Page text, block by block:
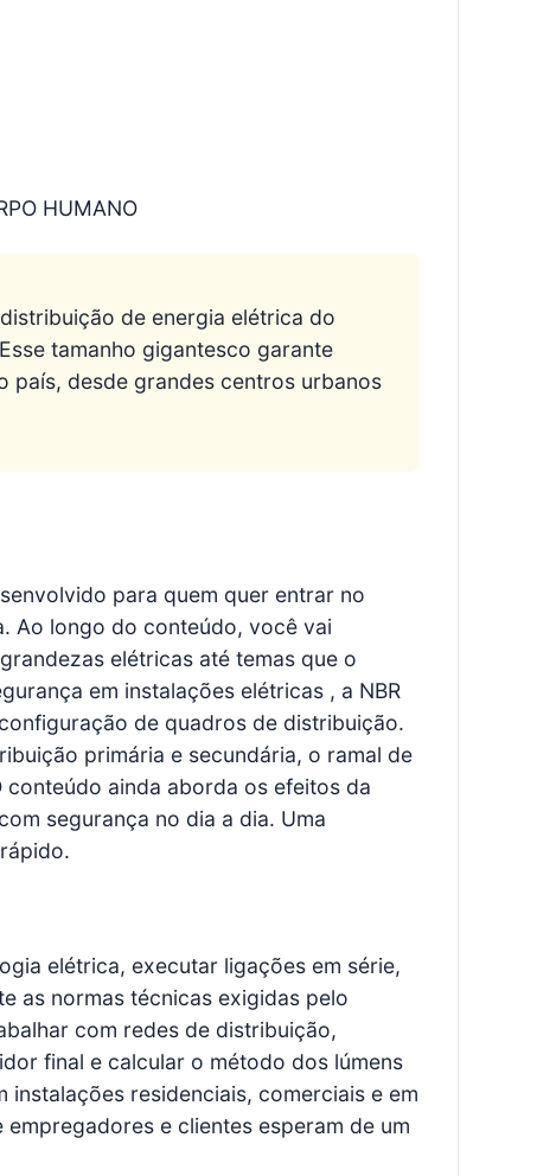
HUMANO
de energia elétrica do
tamanho gigantesco garante
país, desde grandes centros urbanos
para quem quer entrar no
Ao longo do conteúdo, você vai
elétricas até temas que o
em instalações elétricas , a NBR
de quadros de distribuição.
primária e secundária, o ramal de
ainda aborda os efeitos da
segurança no dia a dia. Uma
elétrica, executar ligações em série,
as normas técnicas exigidas pelo
com redes de distribuição,
final e calcular o método dos lúmens
residenciais, comerciais e em
e clientes esperam de um